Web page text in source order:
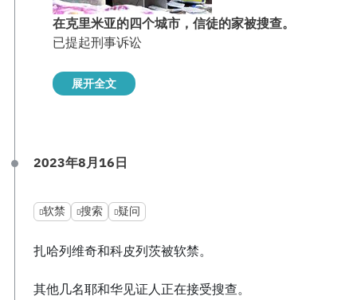
在克里米亚的四个城市，信徒的家被搜查。
已提起刑事诉讼
展开全文
2023年8月16日
软禁 搜索 疑问
扎哈列维奇和科皮列茨被软禁。
其他几名耶和华见证人正在接受搜查。